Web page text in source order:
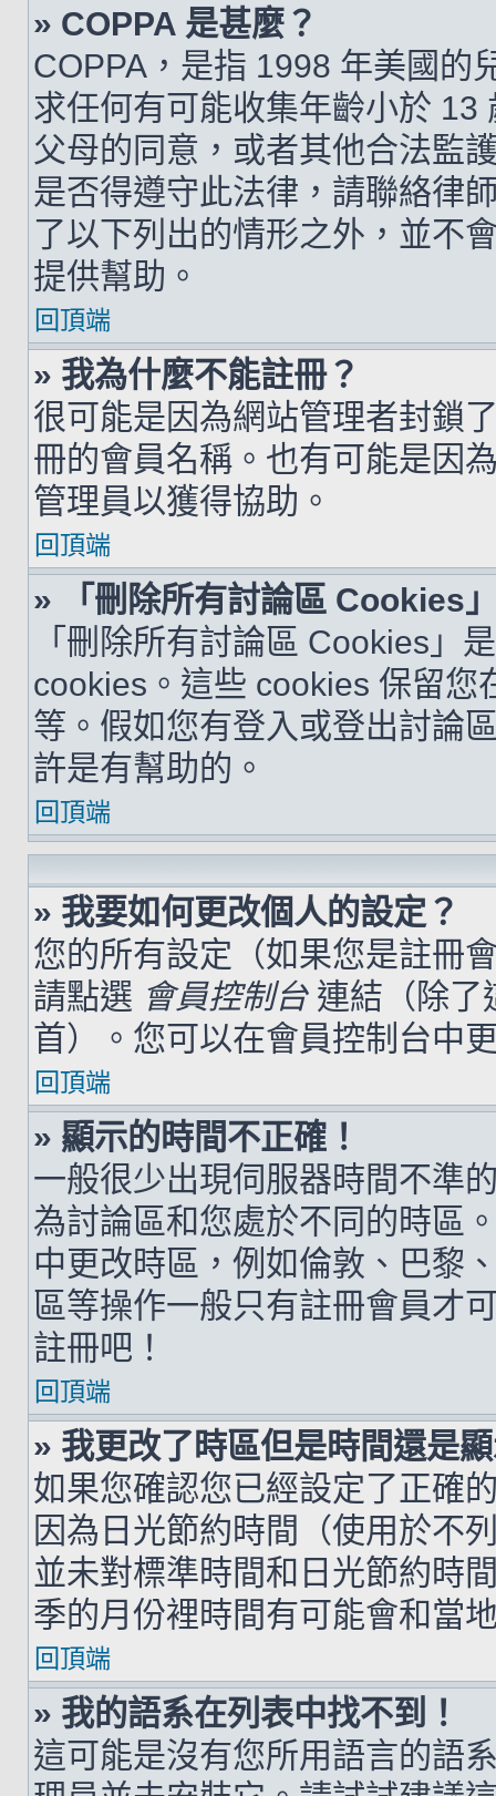
» COPPA 是甚麼？
COPPA，是指 1998 年美國的
求任何有可能收集年齡小於 13
父母的同意，或者其他合法監
是否得遵守此法律，請聯絡律
了以下列出的情形之外，並不
提供幫助。
回頂端
» 我為什麼不能註冊？
很可能是因為網站管理者封鎖
冊的會員名稱。也有可能是因
管理員以獲得協助。
回頂端
» 「刪除所有討論區 Cookies
「刪除所有討論區 Cookies」
cookies。這些 cookies 保留您
等。假如您有登入或登出討論
許是有幫助的。
回頂端
» 我要如何更改個人的設定？
您的所有設定（如果您是註冊
請點選 會員控制台連結（除了
首）。您可以在會員控制台中
回頂端
» 顯示的時間不正確！
一般很少出現伺服器時間不準
為討論區和您處於不同的時區
中更改時區，例如倫敦、巴黎
區等操作一般只有註冊會員才
註冊吧！
回頂端
» 我更改了時區但是時間還是
如果您確認您已經設定了正確
因為日光節約時間（使用於不
並未對標準時間和日光節約時
季的月份裡時間有可能會和當
回頂端
» 我的語系在列表中找不到！
這可能是沒有您所用語言的語